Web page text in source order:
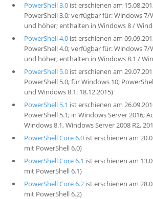
PowerShell 3.0ist erschienen am
PowerShell 3.0; verfügbar für: Windows 7/
und höher; enthalten in Windows 8 /
PowerShell 4.0ist erschienen am
PowerShell 4.0; verfügbar für: Windows 7/
und höher; enthalten in Windows 8.1 /
PowerShell 5.0ist erschienen am
PowerShell 5.0; für Windows 10;
und Windows 8.1: 18.12.2015)
PowerShell 5.1 ist erschienen am
PowerShell 5.1; in Windows Server 2016;
Windows 8.1, Windows Server 2008 R2,
PowerShell Core 6.0ist erschienen am
mit PowerShell 6.0)
PowerShell Core 6.1 ist erschienen am
mit PowerShell 6.1)
PowerShell Core 6.2ist erschienen am
mit PowerShell 6.2)